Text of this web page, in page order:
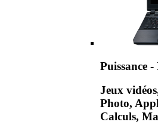
Puissance
Jeux
Photo,
Calculs,